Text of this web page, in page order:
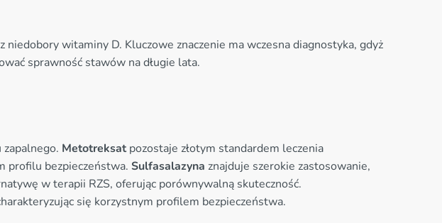
witaminy D. Kluczowe znaczenie ma wczesna diagnostyka, gdyż
sprawność stawów na długie lata.
Metotreksat pozostaje złotym standardem leczenia
profilu bezpieczeństwa. Sulfasalazyna znajduje szerokie zastosowanie,
w terapii RZS, oferując porównywalną skuteczność.
się korzystnym profilem bezpieczeństwa.